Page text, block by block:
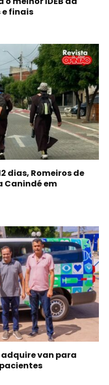
finais
dias, Romeiros de
Canindé em
adquire van para